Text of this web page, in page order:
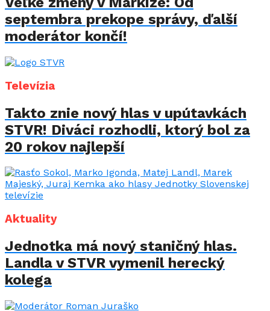
septembra prekope správy, ďalší
moderátor končí!
Televízia
Takto znie nový hlas v upútavkách
STVR! Diváci rozhodli, ktorý bol za
20 rokov najlepší
Aktuality
Jednotka má nový staničný hlas.
Landla v STVR vymenil herecký
kolega